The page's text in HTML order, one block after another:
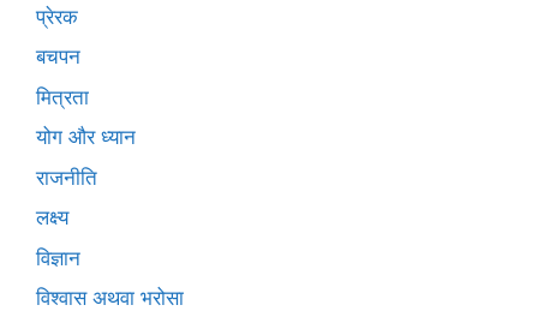
प्रेरक
बचपन
मित्रता
योग और ध्यान
राजनीति
लक्ष्य
विज्ञान
विश्वास अथवा भरोसा